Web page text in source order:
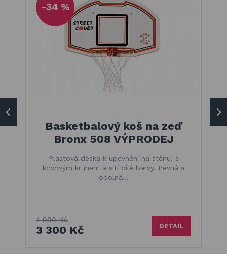
-34 %
Basketbalový koš na zeď
Bronx 508 VÝPRODEJ
Plastová deska k upevnění na stěnu, s
kovovým kruhem a sítí bílé barvy. Pevná a
odolná…
4 990 Kč
3 300 Kč DETAIL